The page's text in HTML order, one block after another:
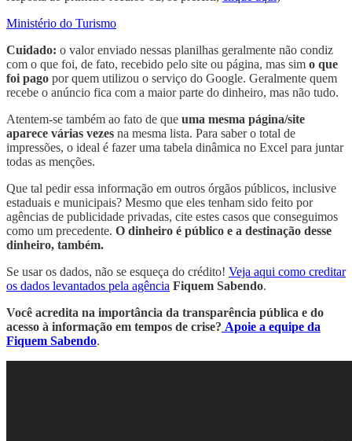
Ministério do Turismo
Cuidado: o valor enviado nessas planilhas geralmente não condiz
com o que foi, de fato, recebido pelo site ou página, mas sim o que
foi pago por quem utilizou o serviço do Google. Geralmente quem
recebe o anúncio fica com a maior parte do dinheiro, mas não tudo.
Atentem-se também ao fato de que uma mesma página/site
aparece várias vezes na mesma lista. Para saber o total de
impressões, o ideal é fazer uma tabela dinâmica no Excel para juntar
todas as menções.
Que tal pedir essa informação em outros órgãos públicos, inclusive
estaduais e municipais? Mesmo que eles tenham sido feito por
agências de publicidade privadas, cite estes casos que conseguimos
como um precedente. O dinheiro é público e a destinação desse
dinheiro, também.
Se usar os dados, não se esqueça do crédito! Veja aqui como creditar
os dados levantados pela agência Fiquem Sabendo.
Você acredita na importância da transparência pública e do
acesso à informação em tempos de crise? Apoie a equipe da
Fiquem Sabendo.